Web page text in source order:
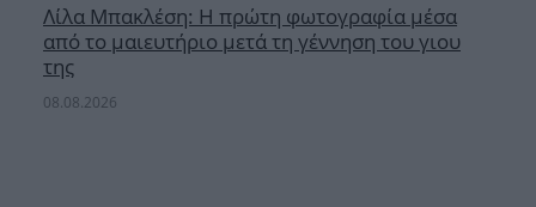
Λίλα Μπακλέση: Η πρώτη φωτογραφία μέσα
από το μαιευτήριο μετά τη γέννηση του γιου
της
08.08.2026